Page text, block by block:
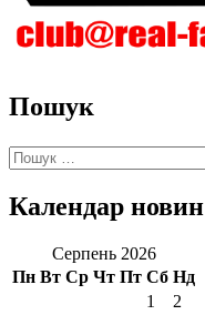
Пошук
Пошук:
Календар новин
Серпень 2026
Пн Вт Ср Чт Пт Сб Нд
1
2